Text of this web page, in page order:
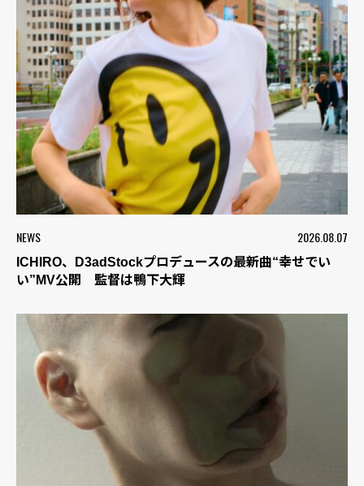
NEWS 2026.08.07
ICHIRO、D3adStockプロデュースの最新曲“幸せでい
い”MV公開 監督は鴨下大輝